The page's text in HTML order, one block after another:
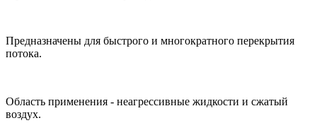
Предназначены для быстрого и многократного перекрытия
потока.
Область применения - неагрессивные жидкости и сжатый
воздух.